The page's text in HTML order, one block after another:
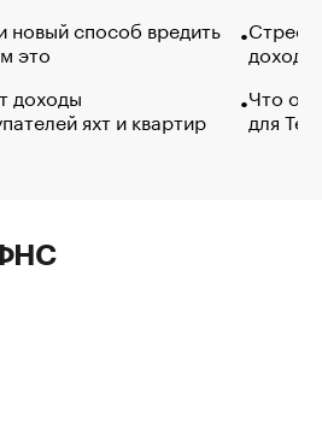
новый способ вредить
это
доходы
яхт и квартир
Что
для